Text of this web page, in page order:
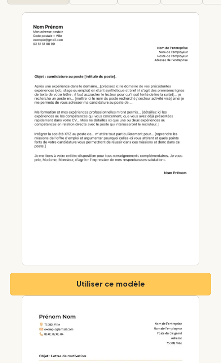
Utiliser ce modèle